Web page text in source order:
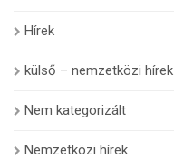
Hírek
külső – nemzetközi hírek
Nem kategorizált
Nemzetközi hírek